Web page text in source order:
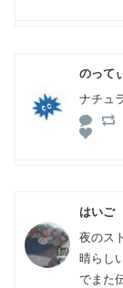
のって
ナチュ
はいご
夜のス
晴らし
でまた